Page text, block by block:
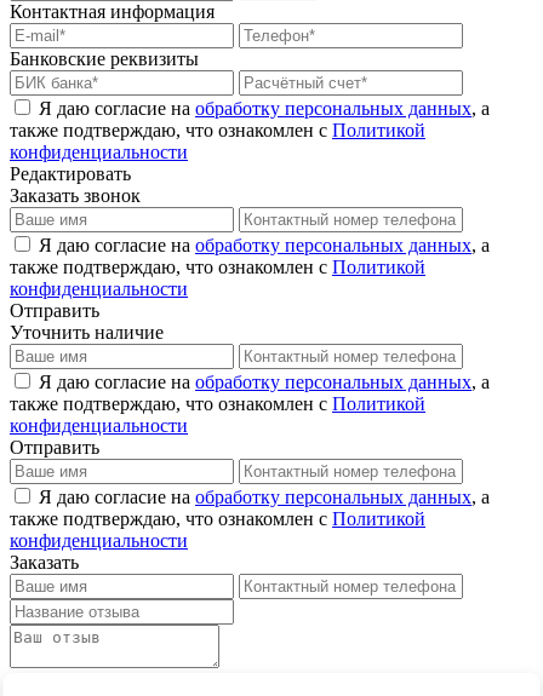
Контактная информация
Банковские реквизиты
Я даю согласие на обработку персональных данных, а
также подтверждаю, что ознакомлен с Политикой
конфиденциальности
Редактировать
Заказать звонок
Я даю согласие на обработку персональных данных, а
также подтверждаю, что ознакомлен с Политикой
конфиденциальности
Отправить
Уточнить наличие
Я даю согласие на обработку персональных данных, а
также подтверждаю, что ознакомлен с Политикой
конфиденциальности
Отправить
Я даю согласие на обработку персональных данных, а
также подтверждаю, что ознакомлен с Политикой
конфиденциальности
Заказать